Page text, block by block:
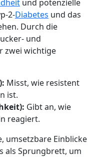
und potenzielle
2-Diabetes und das
Durch die
und
zwei wichtige
Misst, wie resistent
ist.
Gibt an, wie
reagiert.
umsetzbare Einblicke
als Sprungbrett, um